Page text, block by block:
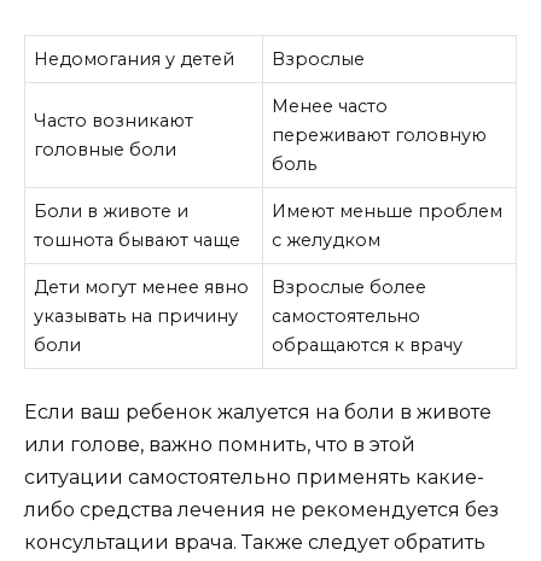
Недомогания у детей Взрослые
Часто возникают
головные боли
Менее часто
переживают головную
боль
Боли в животе и
тошнота бывают чаще
Имеют меньше проблем
с желудком
Дети могут менее явно
указывать на причину
боли
Взрослые более
самостоятельно
обращаются к врачу
Если ваш ребенок жалуется на боли в животе
или голове, важно помнить, что в этой
ситуации самостоятельно применять какие-
либо средства лечения не рекомендуется без
консультации врача. Также следует обратить